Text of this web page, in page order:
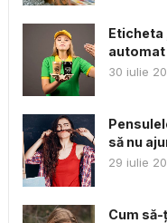
Eticheta
30 iulie
să nu
29 iulie
Cum